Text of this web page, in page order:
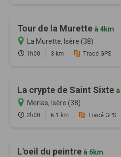
Tour de la Murette à 4km
La Murette, Isère (38)
1h00 3 km Tracé GPS
La crypte de Saint Sixte
Merlas, Isère (38)
2h00 6.1 km Tracé GPS
L'oeil du peintre à 6km